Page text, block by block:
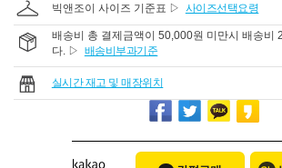
빅앤조이 사이즈 기준표 ▷ 사이즈선택요령
배송비 총 결제금액이 50,000원 미만시 배송비
다. ▷ 배송비부과기준
실시간 재고 및 매장위치